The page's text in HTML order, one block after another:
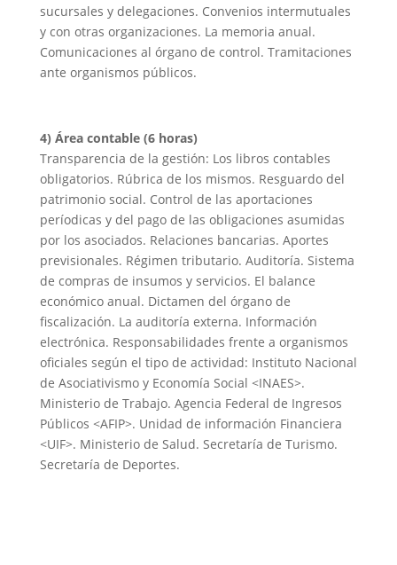
sucursales y delegaciones. Convenios intermutuales
y con otras organizaciones. La memoria anual.
Comunicaciones al órgano de control. Tramitaciones
ante organismos públicos.
4) Área contable (6 horas)
Transparencia de la gestión: Los libros contables
obligatorios. Rúbrica de los mismos. Resguardo del
patrimonio social. Control de las aportaciones
períodicas y del pago de las obligaciones asumidas
por los asociados. Relaciones bancarias. Aportes
previsionales. Régimen tributario. Auditoría. Sistema
de compras de insumos y servicios. El balance
económico anual. Dictamen del órgano de
fiscalización. La auditoría externa. Información
electrónica. Responsabilidades frente a organismos
oficiales según el tipo de actividad: Instituto Nacional
de Asociativismo y Economía Social <INAES>.
Ministerio de Trabajo. Agencia Federal de Ingresos
Públicos <AFIP>. Unidad de información Financiera
<UIF>. Ministerio de Salud. Secretaría de Turismo.
Secretaría de Deportes.